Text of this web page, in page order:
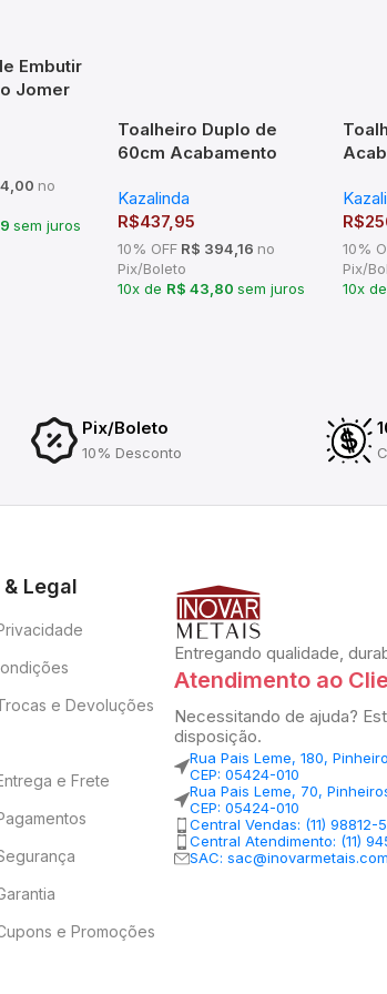
Embutir
Jomer
no
sem juros
Toalheiro Duplo de
60cm Acabamento
TM 176401
Kazalinda
R$437,95
10% OFF R$ 394,16 no
Pix/Boleto
10x de R$ 43,80sem juros
R$
10%
Pix/
10x de
Pix/Boleto
10% Desconto
Legal
e Devoluções
e Frete
e Promoções
Entregando qualidade,
Atendimento ao
Necessitando de ajuda?
disposição.
Rua Pais Leme, 180,
CEP: 05424-010
Rua Pais Leme, 70,
CEP: 05424-010
Central Vendas: (11) 98812-
Central Atendimento: (11)
SAC: